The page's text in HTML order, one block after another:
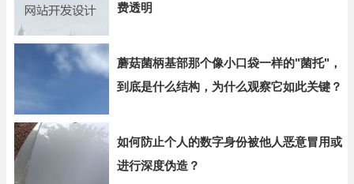
费透明
蘑菇菌柄基部那个像小口袋一样的"菌托"，
到底是什么结构，为什么观察它如此关键？
如何防止个人的数字身份被他人恶意冒用或
进行深度伪造？